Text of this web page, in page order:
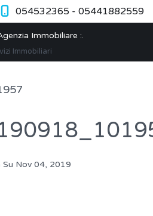
054532365 - 05441882559
Immobiliari
Su Nov 04, 2019